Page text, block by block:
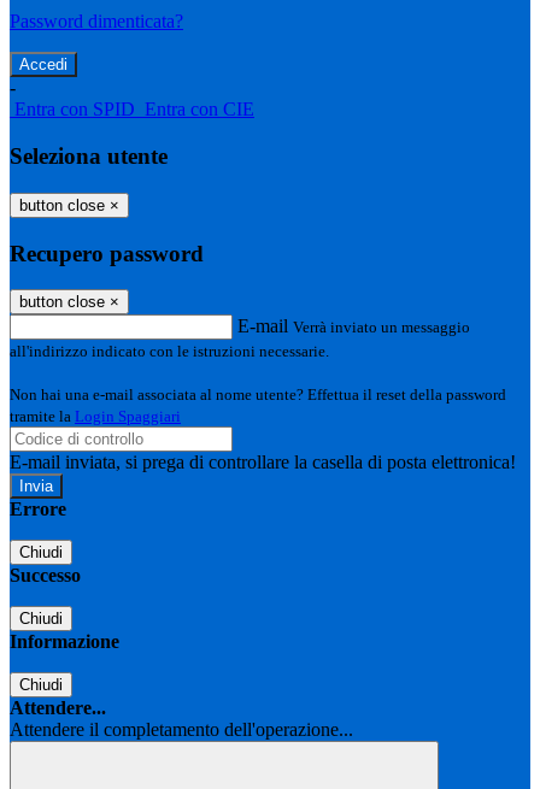
Password dimenticata?
-
Entra con SPID Entra con CIE
Seleziona utente
button close ×
Recupero password
button close ×
E-mail Verrà inviato un messaggio
all'indirizzo indicato con le istruzioni necessarie.
Non hai una e-mail associata al nome utente? Effettua il reset della password
tramite la Login Spaggiari
E-mail inviata, si prega di controllare la casella di posta elettronica!
Errore
Chiudi
Successo
Chiudi
Informazione
Chiudi
Attendere...
Attendere il completamento dell'operazione...